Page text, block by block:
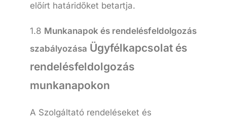
előírt határidőket betartja.
1.8 Munkanapok és rendelésfeldolgozás
szabályozása Ügyfélkapcsolat és
rendelésfeldolgozás
munkanapokon
A Szolgáltató rendeléseket és